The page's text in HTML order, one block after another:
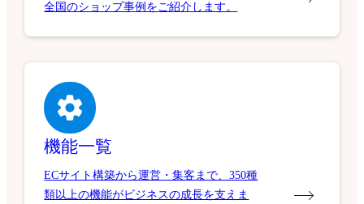
全国のショップ事例をご紹介します。
機能一覧
ECサイト構築から運営・集客まで、350種
類以上の機能がビジネスの成長を支えま